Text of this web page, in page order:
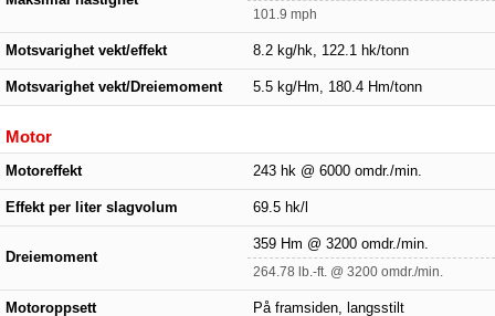
101.9 mph
Motsvarighet vekt/effekt 8.2 kg/hk, 122.1 hk/tonn
Motsvarighet vekt/Dreiemoment 5.5 kg/Hm, 180.4 Hm/tonn
Motor
Motoreffekt 243 hk @ 6000 omdr./min.
Effekt per liter slagvolum 69.5 hk/l
Dreiemoment
359 Hm @ 3200 omdr./min.
264.78 lb.-ft. @ 3200 omdr./min.
Motoroppsett På framsiden, langsstilt